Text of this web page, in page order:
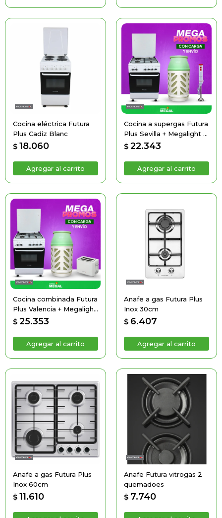
Cocina eléctrica Futura
Plus Cadiz Blanc
$ 18.060
Cocina a supergas Futura
Plus Sevilla + Megalight +
Mixer de Regalo
$ 22.343
Cocina combinada Futura
Plus Valencia + Megalight
+ Tostadora de regalo
$ 25.353
Anafe a gas Futura Plus
Inox 30cm
$ 6.407
Anafe a gas Futura Plus
Inox 60cm
$ 11.610
Anafe Futura vitrogas 2
quemadoes
$ 7.740